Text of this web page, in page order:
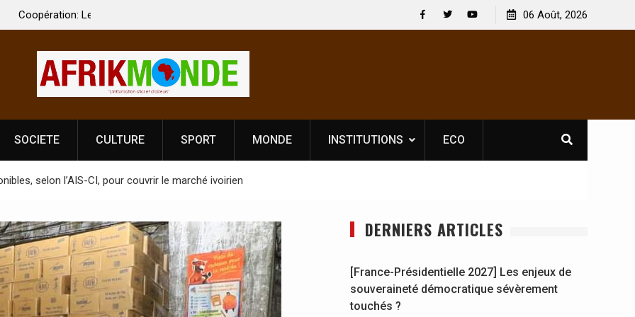
Singh à
de
Côte d’Ivoire, l’opérateur culturel Soldat Jahboy se
prononce
[France-Présidentielle 2027] Les enjeux de
souveraineté démocratique sévèrement touchés ?
06 Août, 2026
SOCIETE CULTURE SPORT MONDE INSTITUTIONS ECO
selon l’AIS-CI, pour couvrir le marché ivoirien
DERNIERS ARTICLES
[France-Présidentielle 2027] Les enjeux de
souveraineté démocratique sévèrement
touchés ?